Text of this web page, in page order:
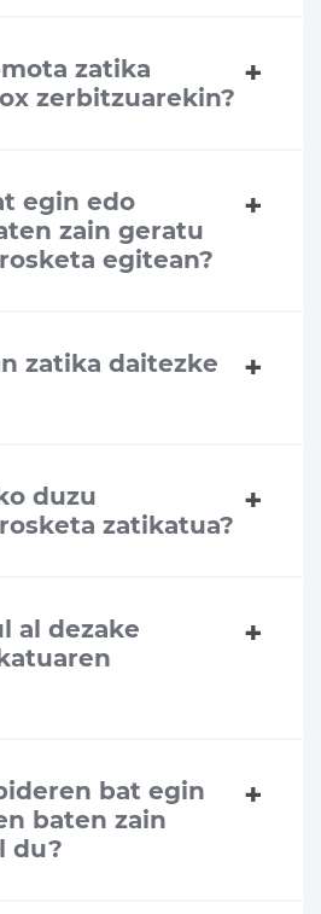
zatika
zerbitzuarekin?
egin edo
zain geratu
egitean?
zatika daitezke
duzu
zatikatua?
al dezake
bat egin
baten zain
du?